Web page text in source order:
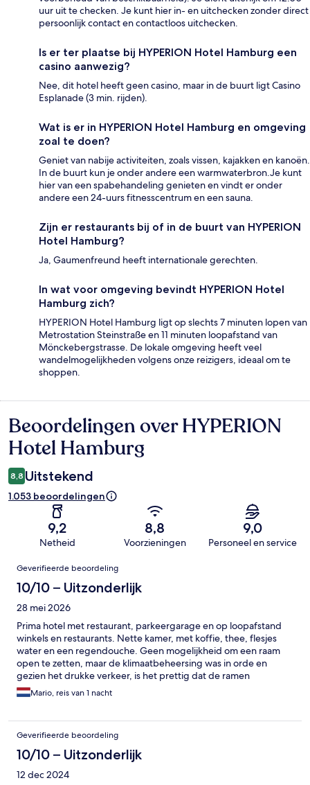
uur uit te checken. Je kunt hier in- en uitchecken zonder direct
persoonlijk contact en contactloos uitchecken.
Is er ter plaatse bij HYPERION Hotel Hamburg een
casino aanwezig?
Nee, dit hotel heeft geen casino, maar in de buurt ligt Casino
Esplanade (3 min. rijden).
Wat is er in HYPERION Hotel Hamburg en omgeving
zoal te doen?
Geniet van nabije activiteiten, zoals vissen, kajakken en kanoën.
In de buurt kun je onder andere een warmwaterbron.Je kunt
hier van een spabehandeling genieten en vindt er onder
andere een 24-uurs fitnesscentrum en een sauna.
Zijn er restaurants bij of in de buurt van HYPERION
Hotel Hamburg?
Ja, Gaumenfreund heeft internationale gerechten.
In wat voor omgeving bevindt HYPERION Hotel
Hamburg zich?
HYPERION Hotel Hamburg ligt op slechts 7 minuten lopen van
Metrostation Steinstraße en 11 minuten loopafstand van
Mönckebergstrasse. De lokale omgeving heeft veel
wandelmogelijkheden volgens onze reizigers, ideaal om te
shoppen.
Beoordelingen
Beoordelingen over HYPERION
Hotel Hamburg
8,8 Uitstekend
1.053 beoordelingen
9,2
Netheid
8,8
Voorzieningen
9,0
Personeel en service
Beoordelingen
Geverifieerde beoordeling
10/10 – Uitzonderlijk
28 mei 2026
Prima hotel met restaurant, parkeergarage en op loopafstand
winkels en restaurants. Nette kamer, met koffie, thee, flesjes
water en een regendouche. Geen mogelijkheid om een raam
open te zetten, maar de klimaatbeheersing was in orde en
gezien het drukke verkeer, is het prettig dat de ramen
geluiddicht zijn
Mario, reis van 1 nacht
Geverifieerde beoordeling
10/10 – Uitzonderlijk
12 dec 2024